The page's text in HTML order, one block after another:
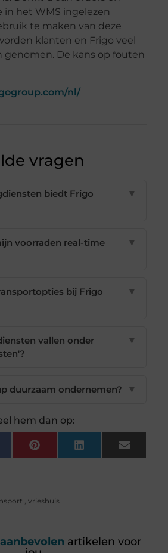
het WMS ingelezen
te maken van deze
klanten en Frigo veel
De kans op fouten
nl/
vragen
biedt Frigo
▼
voorraden real-time
▼
bij Frigo
▼
vallen onder
▼
duurzaam ondernemen? ▼
hem dan op:
Pinterest LinkedIn Email
, vrieshuis
artikelen voor